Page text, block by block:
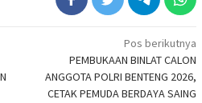
Pos berikutnya
PEMBUKAAN BINLAT CALON
ANGGOTA POLRI BENTENG 2026,